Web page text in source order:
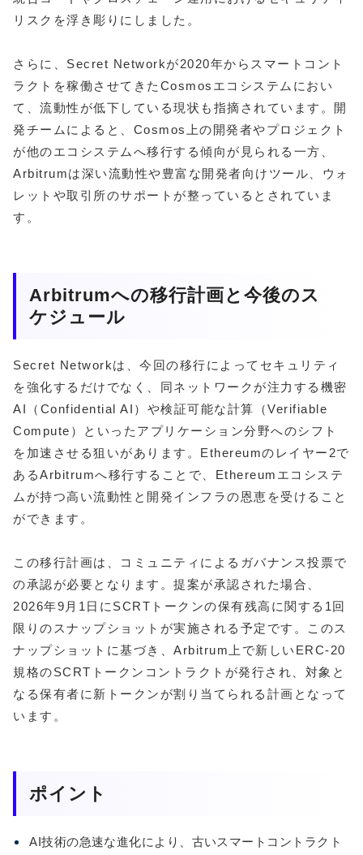
リスクを浮き彫りにしました。
さらに、Secret Networkが2020年からスマートコント
ラクトを稼働させてきたCosmosエコシステムにおい
て、流動性が低下している現状も指摘されています。開
発チームによると、Cosmos上の開発者やプロジェクト
が他のエコシステムへ移行する傾向が見られる一方、
Arbitrumは深い流動性や豊富な開発者向けツール、ウォ
レットや取引所のサポートが整っているとされていま
す。
Arbitrumへの移行計画と今後のス
ケジュール
Secret Networkは、今回の移行によってセキュリティ
を強化するだけでなく、同ネットワークが注力する機密
AI（Confidential AI）や検証可能な計算（Verifiable
Compute）といったアプリケーション分野へのシフト
を加速させる狙いがあります。Ethereumのレイヤー2で
あるArbitrumへ移行することで、Ethereumエコシステ
ムが持つ高い流動性と開発インフラの恩恵を受けること
ができます。
この移行計画は、コミュニティによるガバナンス投票で
の承認が必要となります。提案が承認された場合、
2026年9月1日にSCRTトークンの保有残高に関する1回
限りのスナップショットが実施される予定です。このス
ナップショットに基づき、Arbitrum上で新しいERC-20
規格のSCRTトークンコントラクトが発行され、対象と
なる保有者に新トークンが割り当てられる計画となって
います。
ポイント
AI技術の急速な進化により、古いスマートコントラクト